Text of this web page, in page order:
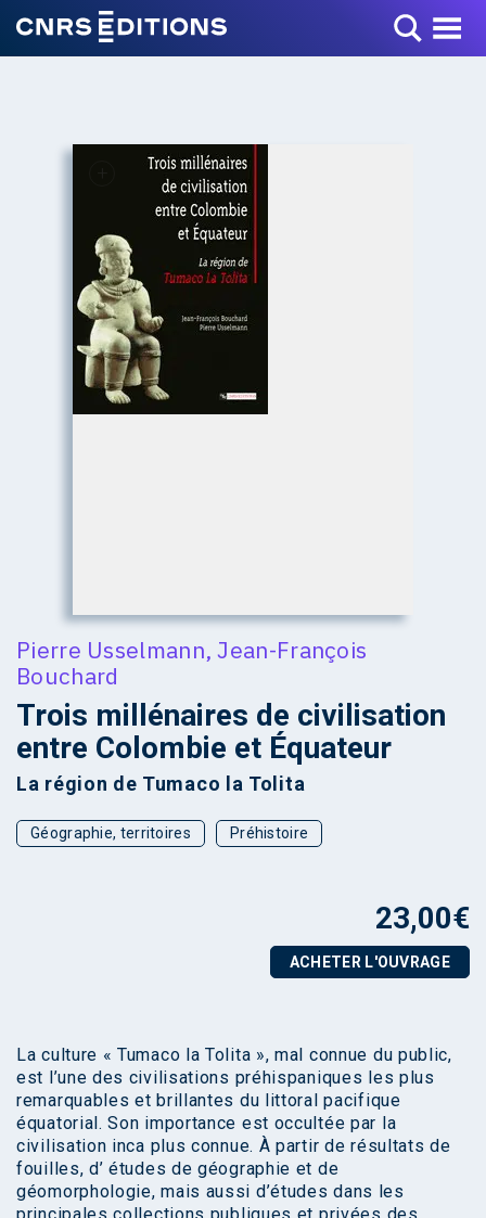
Toggle Menu
Pierre Usselmann,Jean-François
Bouchard
Trois millénaires de civilisation
entre Colombie et Équateur
La région de Tumaco la Tolita
Géographie, territoires Préhistoire
23,00€
ACHETER L'OUVRAGE
La culture « Tumaco la Tolita », mal connue du public,
est l’une des civilisations préhispaniques les plus
remarquables et brillantes du littoral pacifique
équatorial. Son importance est occultée par la
civilisation inca plus connue. À partir de résultats de
fouilles, d’ études de géographie et de
géomorphologie, mais aussi d’études dans les